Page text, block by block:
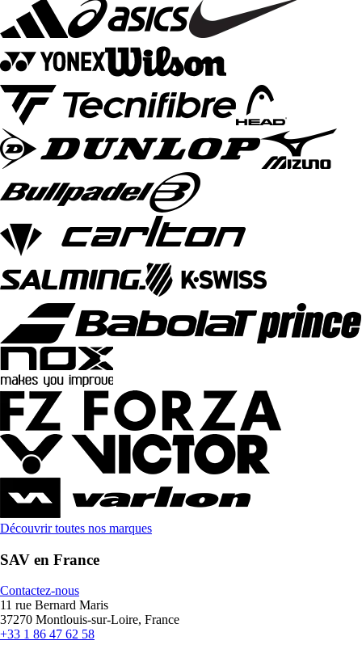
Découvrir toutes nos marques
SAV en France
Contactez-nous
11 rue Bernard Maris
37270 Montlouis-sur-Loire, France
+33 1 86 47 62 58